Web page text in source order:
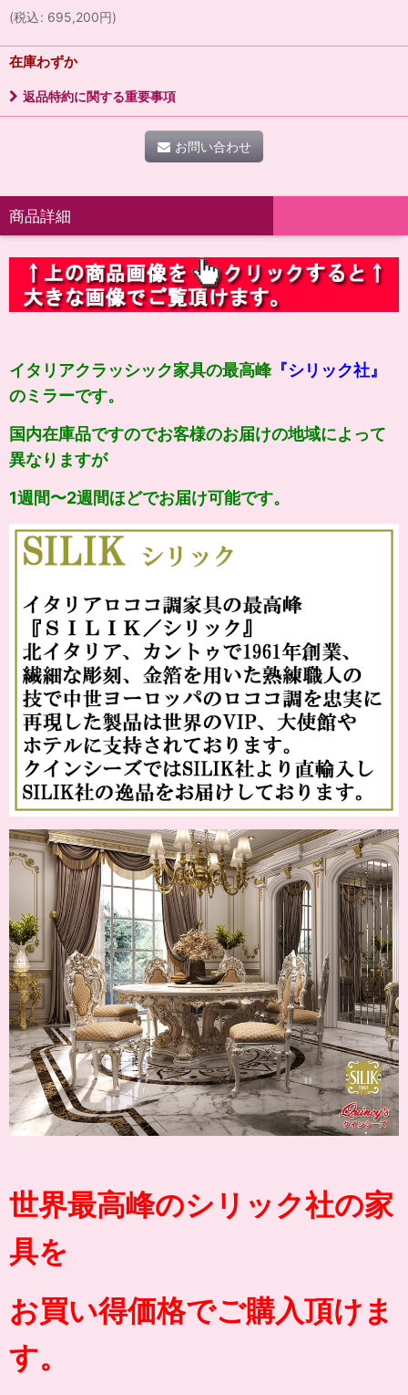
(税込: 695,200円)
在庫わずか
返品特約に関する重要事項
お問い合わせ
商品詳細
イタリアクラッシック家具の最高峰 『シリック社』
のミラーです。
国内在庫品ですのでお客様のお届けの地域によって
異なりますが
1週間〜2週間ほどでお届け可能です。
世界最高峰のシリック社の家
具を
お買い得価格でご購入頂けま
す。